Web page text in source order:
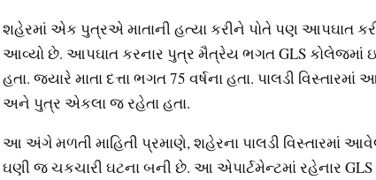
શહેરમાં એક પુત્રએ માતાની હત્યા કરીને પોતે પણ આપઘાત કરી
આવ્યો છે. આપઘાત કરનાર પુત્ર મૈત્રેય ભગત GLS કોલેજમાં
હતા. જ્યારે માતા દત્તા ભગત 75 વર્ષના હતા. પાલડી વિસ્તારમાં
અને પુત્ર એકલા જ રહેતા હતા.
આ અંગે મળતી માહિતી પ્રમાણે, શહેરના પાલડી વિસ્તારમાં
ઘણી જ ચકચારી ઘટના બની છે. આ એપાર્ટમેન્ટમાં રહેનાર GLS